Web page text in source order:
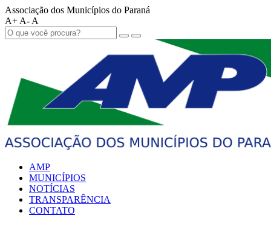
Associação dos Municípios do Paraná
A+ A- A
AMP
MUNICÍPIOS
NOTÍCIAS
TRANSPARÊNCIA
CONTATO